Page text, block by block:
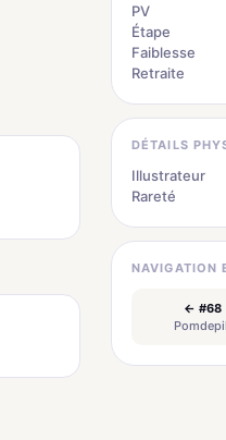
PV
Étape
Faiblesse
Retraite
DÉTAILS
Illustrateur
Rareté
NAVIGATION
← #68